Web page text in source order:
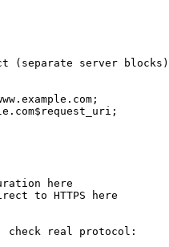
(separate server
here
to HTTPS here
check real protocol: